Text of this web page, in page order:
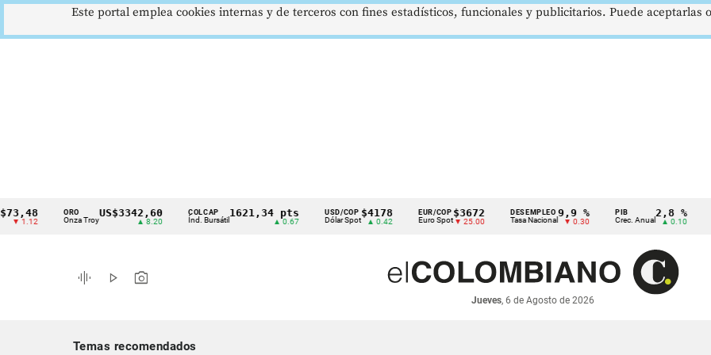
Cintillo
indicadores
económicos
ORO
Onza Troy
US$3342,60 COLCAP
Índ. Bursátil
1621,34 pts USD/COP
Dólar Spot
$4178
▲ 0.42
EUR/COP
Euro Spot
$3672
▼ 25.00
DESEMPLEO
Tasa Nacional
9,9 %
▼ 0.30
PIB
Crec. Anual
2,8 %
▲ 0.10
TRM
Tasa
graphic_eq play_arrow photo_camera
Jueves, 6 de Agosto de 2026
Temas recomendados
Este portal emplea cookies internas y de terceros con fines estadísticos, funcionales y publicitarios. Puede aceptarlas